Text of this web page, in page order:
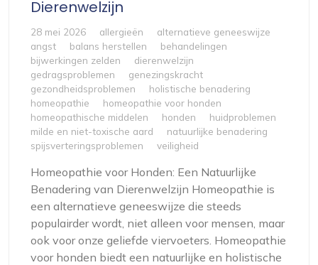
Dierenwelzijn
28 mei 2026 allergieën
alternatieve geneeswijze
angst
balans herstellen
behandelingen
bijwerkingen zelden
dierenwelzijn
gedragsproblemen
genezingskracht
gezondheidsproblemen
holistische benadering
homeopathie
homeopathie voor honden
homeopathische middelen
honden
huidproblemen
milde en niet-toxische aard
natuurlijke benadering
spijsverteringsproblemen
veiligheid
Homeopathie voor Honden: Een Natuurlijke
Benadering van Dierenwelzijn Homeopathie is
een alternatieve geneeswijze die steeds
populairder wordt, niet alleen voor mensen, maar
ook voor onze geliefde viervoeters. Homeopathie
voor honden biedt een natuurlijke en holistische